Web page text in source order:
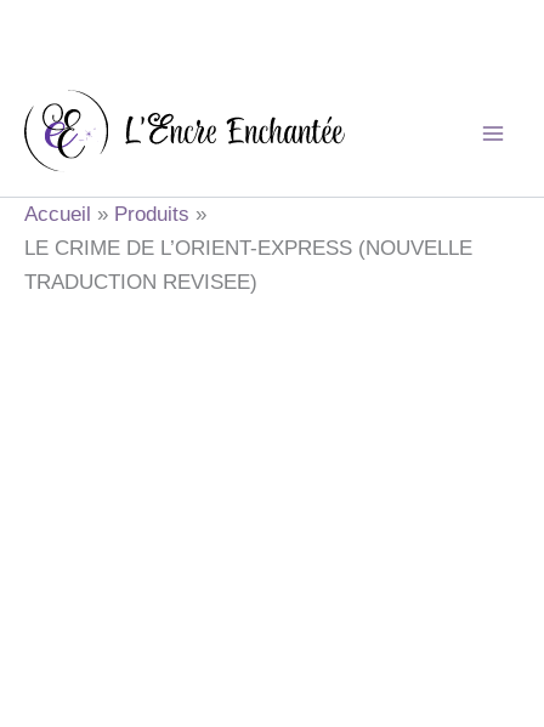
contenu
Accueil
Produits
LE CRIME DE L’ORIENT-EXPRESS (NOUVELLE
TRADUCTION REVISEE)